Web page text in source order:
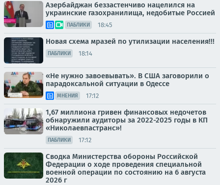
Азербайджан беззастенчиво нацелился на
украинские газохранилища, недобитые Россией
ПАБЛИКИ 18:45
Новая схема мразей по утилизации населения!!!
ПАБЛИКИ 18:14
«Не нужно завоевывать». В США заговорили о
парадоксальной ситуации в Одессе
МНЕНИЯ 17:12
1,67 миллиона гривен финансовых недочетов
обнаружили аудиторы за 2022-2025 годы в КП
«Николаевпастранс»!
ПАБЛИКИ 17:12
Сводка Министерства обороны Российской
Федерации о ходе проведения специальной
военной операции по состоянию на 6 августа
2026 г